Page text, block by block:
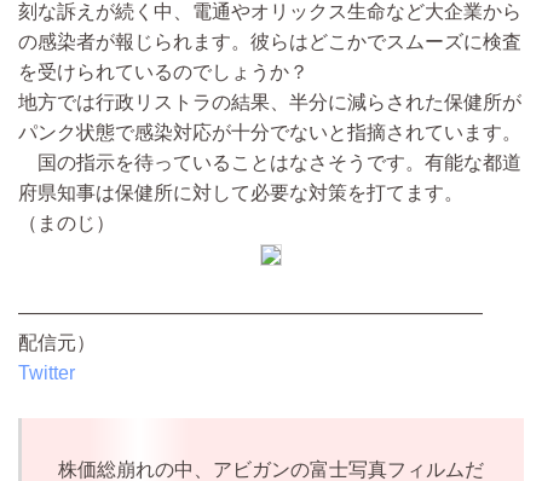
刻な訴えが続く中、電通やオリックス生命など大企業から
の感染者が報じられます。彼らはどこかでスムーズに検査
を受けられているのでしょうか？
地方では行政リストラの結果、半分に減らされた保健所が
パンク状態で感染対応が十分でないと指摘されています。
国の指示を待っていることはなさそうです。有能な都道
府県知事は保健所に対して必要な対策を打てます。
（まのじ）
————————————————————————
配信元）
Twitter
株価総崩れの中、アビガンの富士写真フィルムだ